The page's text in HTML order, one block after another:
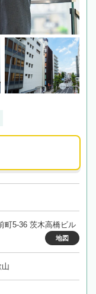
町5-36 茨木高橋ビル
地図